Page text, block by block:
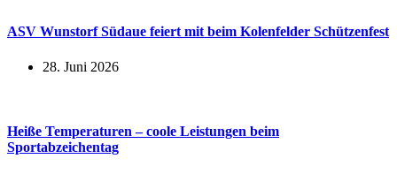
ASV Wunstorf Südaue feiert mit beim Kolenfelder Schützenfest
28. Juni 2026
Heiße Temperaturen – coole Leistungen beim
Sportabzeichentag